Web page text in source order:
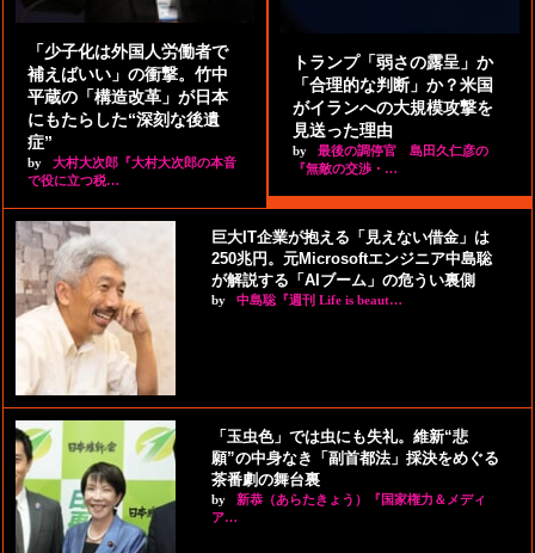
「少子化は外国人労働者で
補えばいい」の衝撃。竹中
平蔵の「構造改革」が日本
にもたらした“深刻な後遺
症”
by
大村大次郎『大村大次郎の本音
で役に立つ税…
トランプ「弱さの露呈」か
「合理的な判断」か？米国
がイランへの大規模攻撃を
見送った理由
by
最後の調停官 島田久仁彦の
『無敵の交渉・…
巨大IT企業が抱える「見えない借金」は
250兆円。元Microsoftエンジニア中島聡
が解説する「AIブーム」の危うい裏側
by 中島聡『週刊 Life is beaut…
「玉虫色」では虫にも失礼。維新“悲
願”の中身なき「副首都法」採決をめぐる
茶番劇の舞台裏
by
新恭（あらたきょう）『国家権力＆メディ
ア…